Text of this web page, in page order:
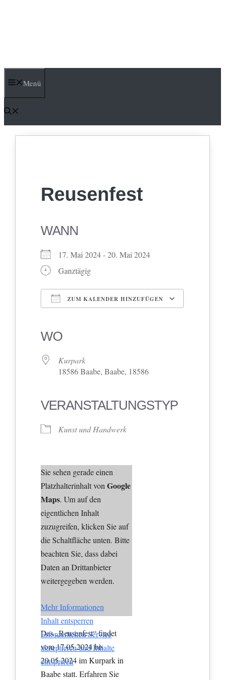
Menü
Reusenfest
WANN
17. Mai 2024 - 20. Mai 2024
Ganztägig
ZUM KALENDER HINZUFÜGEN
WO
Kurpark
18586 Baabe, Baabe, 18586
VERANSTALTUNGSTYP
Kunst und Handwerk
Sie sehen gerade einen
Platzhalterinhalt vonGoogle
Maps. Um auf den
eigentlichen Inhalt
zuzugreifen, klicken Sie auf
die Schaltfläche unten. Bitte
beachten Sie, dass dabei
Daten an Drittanbieter
weitergegeben werden.
Mehr Informationen
Inhalt entsperren
Erforderlichen Service
akzeptieren und Inhalte
entsperren
Das „Reusenfest“ findet
vom 17.05.2024 bis
20.05.2024 im Kurpark in
Baabe statt. Erfahren Sie